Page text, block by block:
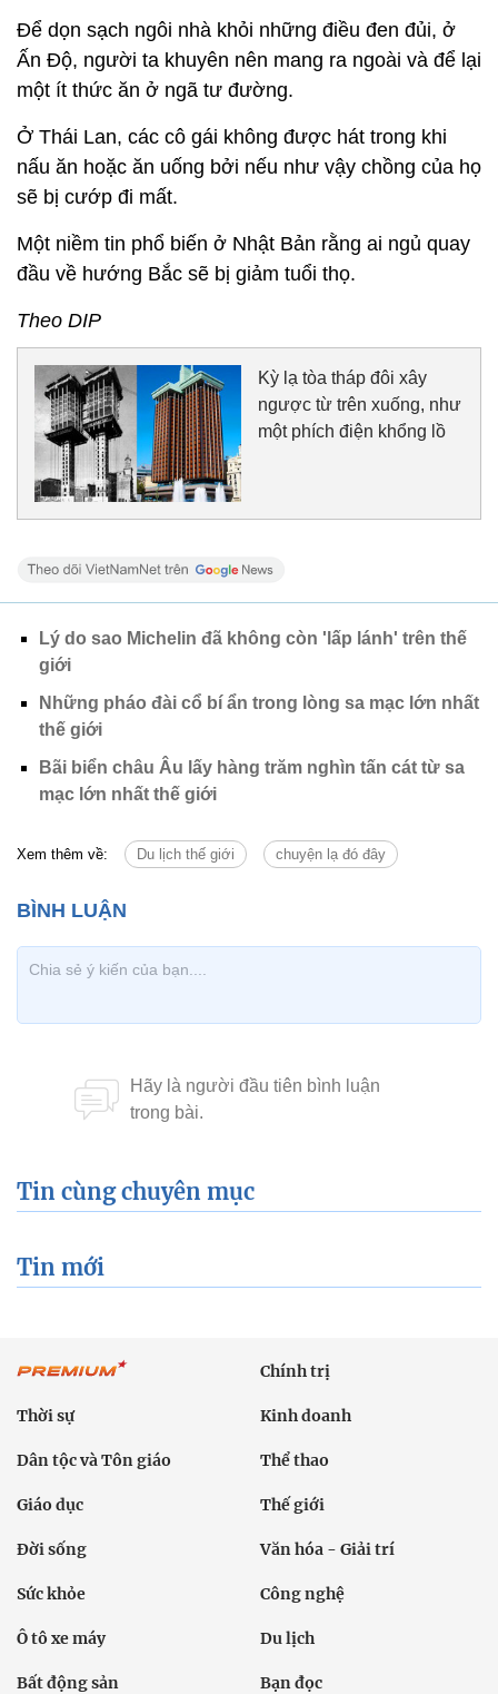
Để dọn sạch ngôi nhà khỏi những điều đen đủi, ở
Ấn Độ, người ta khuyên nên mang ra ngoài và để lại
một ít thức ăn ở ngã tư đường.
Ở Thái Lan, các cô gái không được hát trong khi
nấu ăn hoặc ăn uống bởi nếu như vậy chồng của họ
sẽ bị cướp đi mất.
Một niềm tin phổ biến ở Nhật Bản rằng ai ngủ quay
đầu về hướng Bắc sẽ bị giảm tuổi thọ.
Theo DIP
Kỳ lạ tòa tháp đôi xây
ngược từ trên xuống, như
một phích điện khổng lồ
Lý do sao Michelin đã không còn 'lấp lánh' trên thế
giới
Những pháo đài cổ bí ẩn trong lòng sa mạc lớn nhất
thế giới
Bãi biển châu Âu lấy hàng trăm nghìn tấn cát từ sa
mạc lớn nhất thế giới
Xem thêm về: Du lịch thế giới chuyện lạ đó đây
Tin cùng chuyên mục
Tin mới
Chính trị
Thời sự Kinh doanh
Dân tộc và Tôn giáo Thể thao
Giáo dục Thế giới
Đời sống Văn hóa - Giải trí
Sức khỏe Công nghệ
Ô tô xe máy Du lịch
Bất động sản Bạn đọc